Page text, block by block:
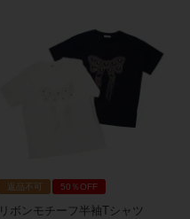
返品不可 50％OFF
リボンモチーフ半袖Tシャツ